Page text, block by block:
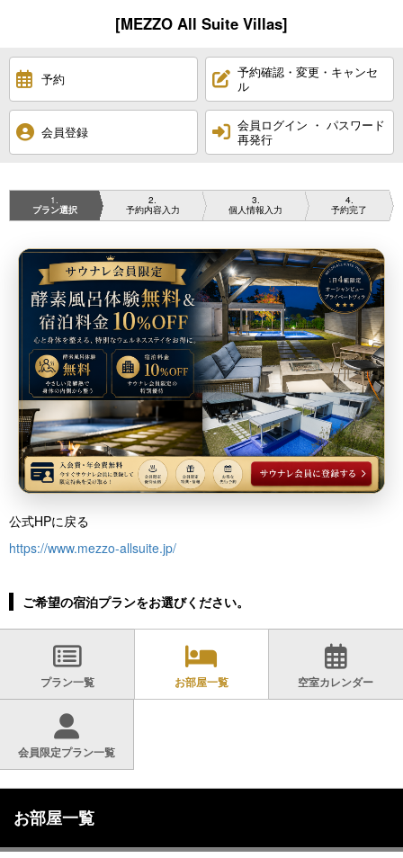
[MEZZO All Suite Villas]
予約
予約確認・変更・キャンセ
ル
会員登録
会員ログイン ・ パスワード
再発行
1
プラン選択
2
予約内容入力
3
個人情報入力
4
予約完了
公式HPに戻る
https://www.mezzo-allsuite.jp/
ご希望の宿泊プランをお選びください。
プラン一覧 お部屋一覧 空室カレンダー
会員限定プラン一覧
お部屋一覧